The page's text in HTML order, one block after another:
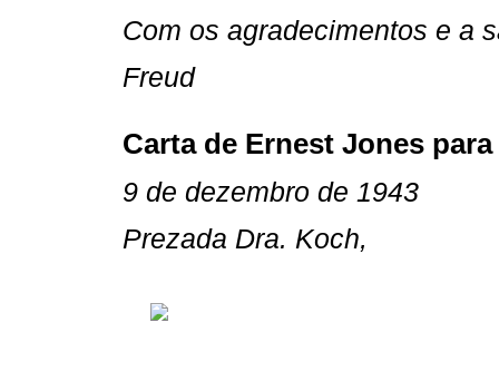
Com os agradecimentos e a
Freud
Carta de Ernest Jones
9 de dezembro de 1943
Prezada Dra. Koch,